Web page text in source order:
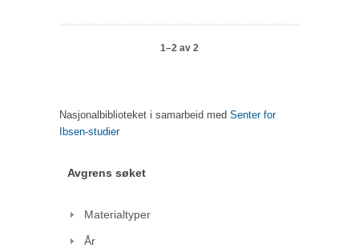
1–2 av 2
Nasjonalbiblioteket i samarbeid med Senter for
Ibsen-studier
Avgrens søket
Materialtyper
År